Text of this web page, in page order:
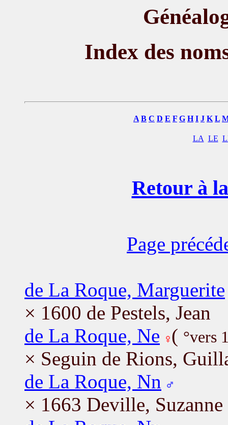
Index des
A B C D E F G H I J K L
LA LE
Retour à
Page
de La Roque, Marguerite
× 1600 de Pestels, Jean
de La Roque, Ne ( °vers
× Seguin de Rions,
de La Roque, Nn
× 1663 Deville, Suzanne